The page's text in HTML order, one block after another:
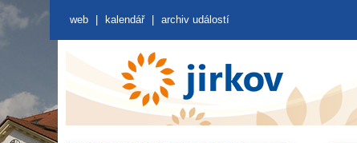
web kalendář archiv událostí